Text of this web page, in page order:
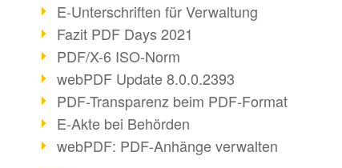
E-Unterschriften für Verwaltung
Fazit PDF Days 2021
PDF/X-6 ISO-Norm
webPDF Update 8.0.0.2393
PDF-Transparenz beim PDF-Format
E-Akte bei Behörden
webPDF: PDF-Anhänge verwalten